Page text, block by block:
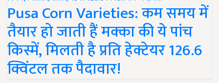
Pusa Corn Varieties: कम समय में
तैयार हो जाती हैं मक्का की ये पांच
किस्में, मिलती है प्रति हेक्टेयर 126.6
क्विंटल तक पैदावार!